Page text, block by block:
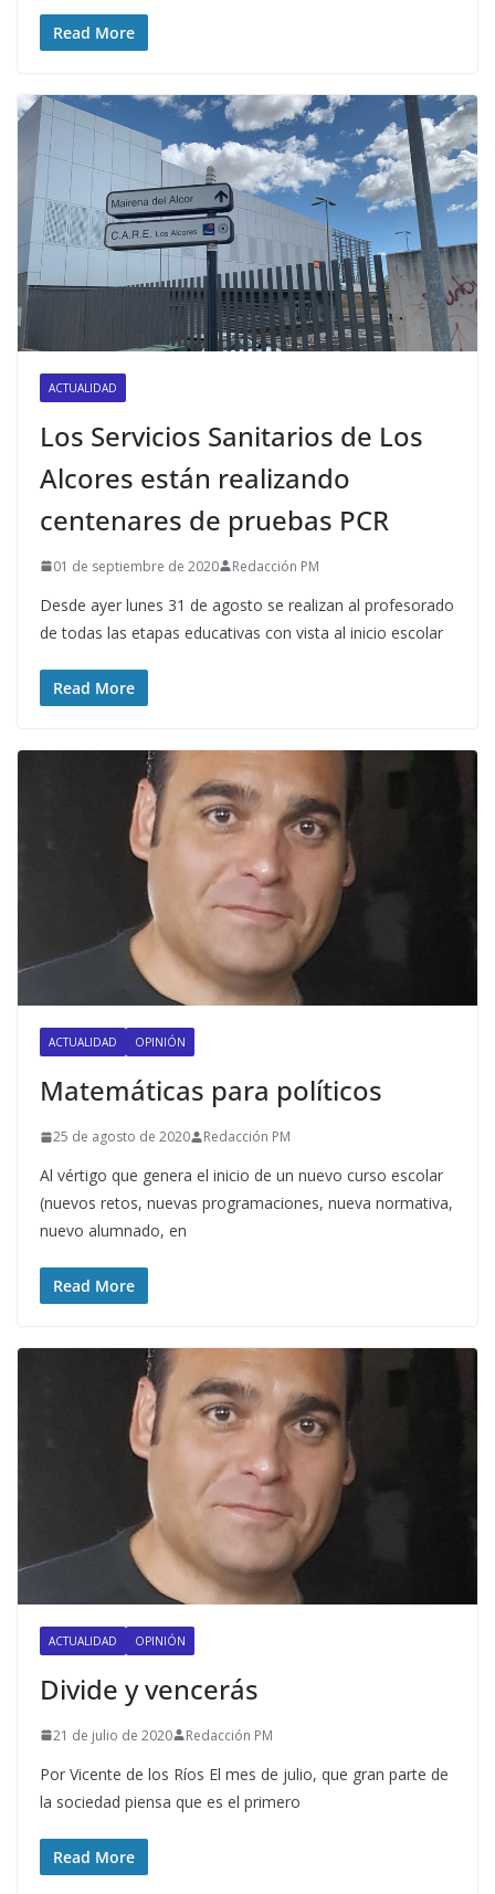
Read More
ACTUALIDAD
Los Servicios Sanitarios de Los
Alcores están realizando
centenares de pruebas PCR
01 de septiembre de 2020 Redacción PM
Desde ayer lunes 31 de agosto se realizan al profesorado
de todas las etapas educativas con vista al inicio escolar
Read More
ACTUALIDAD OPINIÓN
Matemáticas para políticos
25 de agosto de 2020 Redacción PM
Al vértigo que genera el inicio de un nuevo curso escolar
(nuevos retos, nuevas programaciones, nueva normativa,
nuevo alumnado, en
Read More
ACTUALIDAD OPINIÓN
Divide y vencerás
21 de julio de 2020 Redacción PM
Por Vicente de los Ríos El mes de julio, que gran parte de
la sociedad piensa que es el primero
Read More